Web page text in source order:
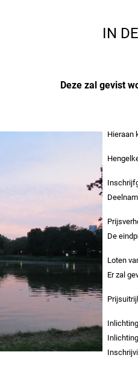
IN
Deze zal gevist
Hieraan
De
Loten
Er zal